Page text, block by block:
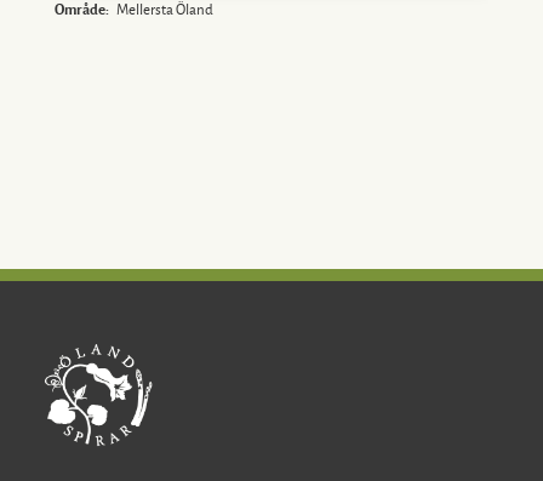
Område: Mellersta Öland